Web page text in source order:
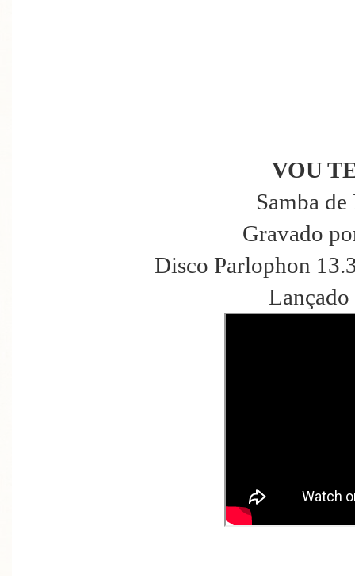
VOU
Samba
Gravado
Disco Parlophon